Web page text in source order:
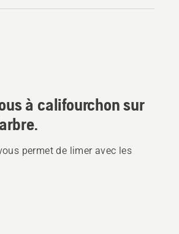
à califourchon sur
permet de limer avec les